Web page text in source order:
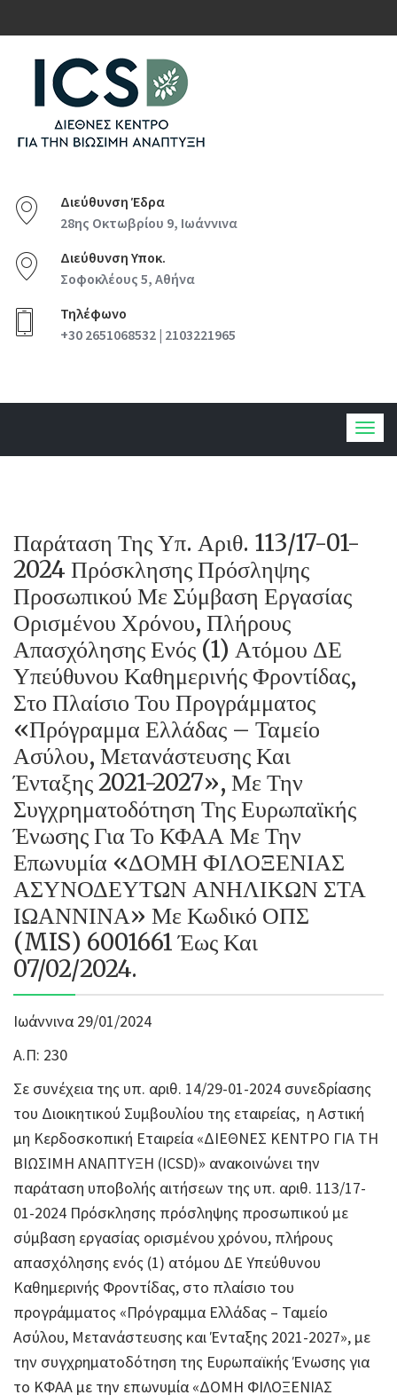
Διεύθυνση Έδρα
28ης Οκτωβρίου 9, Ιωάννινα
Διεύθυνση Υποκ.
Σοφοκλέους 5, Αθήνα
Τηλέφωνο
+30 2651068532 | 2103221965
Παράταση Της Υπ. Αριθ. 113/17-01-
2024 Πρόσκλησης Πρόσληψης
Προσωπικού Με Σύμβαση Εργασίας
Ορισμένου Χρόνου, Πλήρους
Απασχόλησης Ενός (1) Ατόμου ΔΕ
Υπεύθυνου Καθημερινής Φροντίδας,
Στο Πλαίσιο Του Προγράμματος
«Πρόγραμμα Ελλάδας – Ταμείο
Ασύλου, Μετανάστευσης Και
Ένταξης 2021-2027», Με Την
Συγχρηματοδότηση Της Ευρωπαϊκής
Ένωσης Για Το ΚΦΑΑ Με Την
Επωνυμία «ΔΟΜΗ ΦΙΛΟΞΕΝΙΑΣ
ΑΣΥΝΟΔΕΥΤΩΝ ΑΝΗΛΙΚΩΝ ΣΤΑ
ΙΩΑΝΝΙΝΑ» Με Κωδικό ΟΠΣ
(MIS) 6001661 Έως Και
07/02/2024.
Ιωάννινα 29/01/2024
Α.Π: 230
Σε συνέχεια της υπ. αριθ. 14/29-01-2024 συνεδρίασης
του Διοικητικού Συμβουλίου της εταιρείας, η Αστική
μη Κερδοσκοπική Εταιρεία «ΔΙΕΘΝΕΣ ΚΕΝΤΡΟ ΓΙΑ ΤΗ
ΒΙΩΣΙΜΗ ΑΝΑΠΤΥΞΗ (ICSD)» ανακοινώνει την
παράταση υποβολής αιτήσεων της υπ. αριθ. 113/17-
01-2024 Πρόσκλησης πρόσληψης προσωπικού με
σύμβαση εργασίας ορισμένου χρόνου, πλήρους
απασχόλησης ενός (1) ατόμου ΔΕ Υπεύθυνου
Καθημερινής Φροντίδας, στο πλαίσιο του
προγράμματος «Πρόγραμμα Ελλάδας – Ταμείο
Ασύλου, Μετανάστευσης και Ένταξης 2021-2027», με
την συγχρηματοδότηση της Ευρωπαϊκής Ένωσης για
το ΚΦΑΑ με την επωνυμία «ΔΟΜΗ ΦΙΛΟΞΕΝΙΑΣ